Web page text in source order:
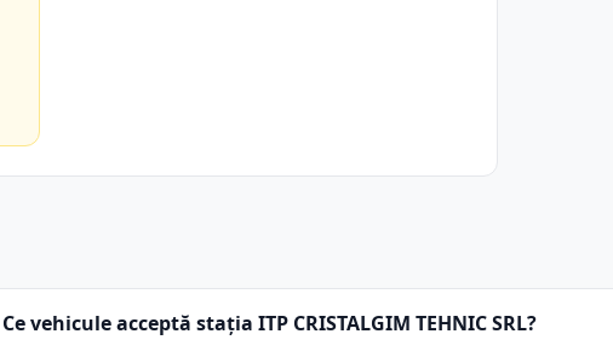
Ce vehicule acceptă stația ITP CRISTALGIM TEHNIC SRL?